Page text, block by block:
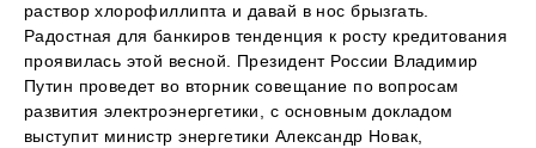
раствор хлорофиллипта и давай в нос брызгать.
Радостная для банкиров тенденция к росту кредитования
проявилась этой весной. Президент России Владимир
Путин проведет во вторник совещание по вопросам
развития электроэнергетики, с основным докладом
выступит министр энергетики Александр Новак,